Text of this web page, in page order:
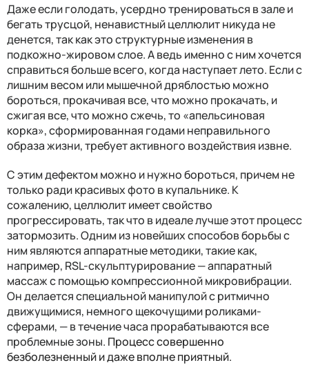
Даже если голодать, усердно тренироваться в зале и
бегать трусцой, ненавистный целлюлит никуда не
денется, так как это структурные изменения в
подкожно-жировом слое. А ведь именно с ним хочется
справиться больше всего, когда наступает лето. Если с
лишним весом или мышечной дряблостью можно
бороться, прокачивая все, что можно прокачать, и
сжигая все, что можно сжечь, то «апельсиновая
корка», сформированная годами неправильного
образа жизни, требует активного воздействия извне.
С этим дефектом можно и нужно бороться, причем не
только ради красивых фото в купальнике. К
сожалению, целлюлит имеет свойство
прогрессировать, так что в идеале лучше этот процесс
затормозить. Одним из новейших способов борьбы с
ним являются аппаратные методики, такие как,
например, RSL-скульптурирование — аппаратный
массаж с помощью компрессионной микровибрации.
Он делается специальной манипулой с ритмично
движущимися, немного щекочущими роликами-
сферами, — в течение часа прорабатываются все
проблемные зоны. Процесс совершенно
безболезненный и даже вполне приятный.